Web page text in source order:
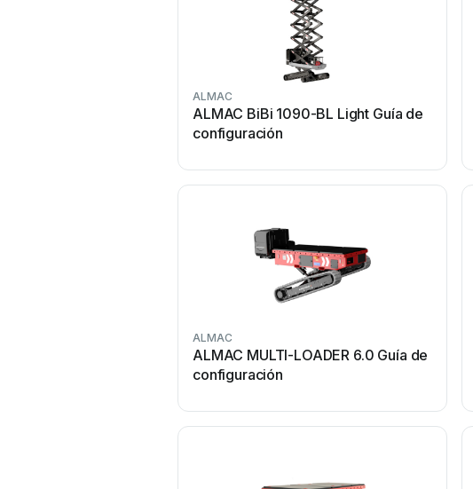
ALMAC
ALMAC BiBi 1090-BL Light Guía de
configuración
ALMAC
ALMAC MULTI-LOADER 6.0 Guía de
configuración